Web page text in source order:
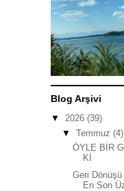
Blog Arşivi
▼ 2026 (39)
▼ Temmuz (4)
ÖYLE BİR
Kİ
Geri
En Son